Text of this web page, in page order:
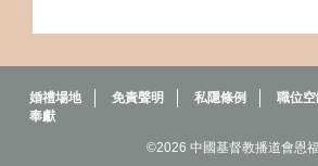
婚禮場地 免責聲明 私隱條例 職位
奉獻
©2026 中國基督教播道會恩